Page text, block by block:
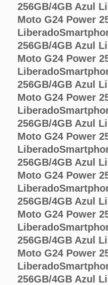
256GB/4GB Azul
Moto G24 Power
Liberado
256GB/4GB Azul
Moto G24 Power
Liberado
256GB/4GB Azul
Moto G24 Power
Liberado
256GB/4GB Azul
Moto G24 Power
Liberado
256GB/4GB Azul
Moto G24 Power
Liberado
256GB/4GB Azul
Moto G24 Power
Liberado
256GB/4GB Azul
Moto G24 Power
Liberado
256GB/4GB Azul